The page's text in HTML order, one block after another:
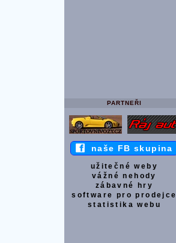
PARTNEŘI
naše FB skupina
užitečné weby
vážné nehody
zábavné hry
software pro prodejce
statistika webu